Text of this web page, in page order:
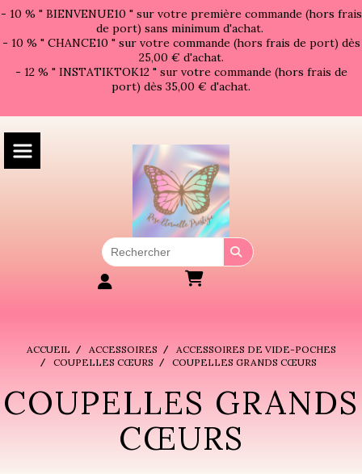
- 10 % " BIENVENUE10 " sur votre première commande (hors frais
de port) sans minimum d'achat.
- 10 % " CHANCE10 " sur votre commande (hors frais de port) dès
25,00 € d'achat.
- 12 % " INSTATIKTOK12 " sur votre commande (hors frais de
port) dès 35,00 € d'achat.
ACCUEIL ACCESSOIRES
ACCESSOIRES DE VIDE-POCHES
COUPELLES CŒURS
COUPELLES GRANDS CŒURS
COUPELLES GRANDS
CŒURS